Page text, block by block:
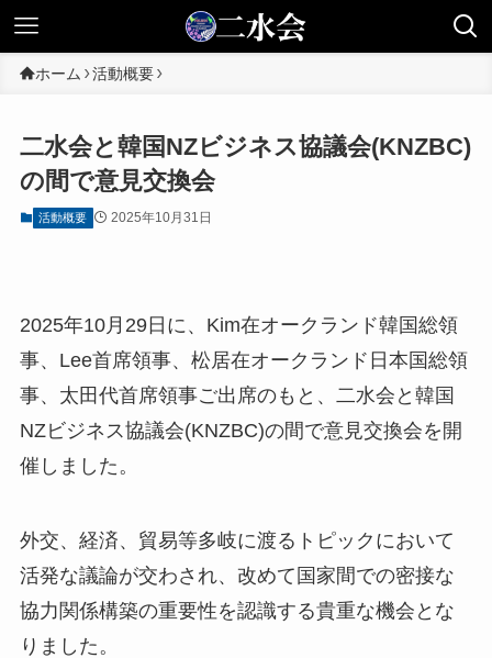
ホーム 活動概要
二水会と韓国NZビジネス協議会(KNZBC)
の間で意見交換会
活動概要 2025年10月31日
2025年10月29日に、Kim在オークランド韓国総領
事、Lee首席領事、松居在オークランド日本国総領
事、太田代首席領事ご出席のもと、二水会と韓国
NZビジネス協議会(KNZBC)の間で意見交換会を開
催しました。
外交、経済、貿易等多岐に渡るトピックにおいて
活発な議論が交わされ、改めて国家間での密接な
協力関係構築の重要性を認識する貴重な機会とな
りました。